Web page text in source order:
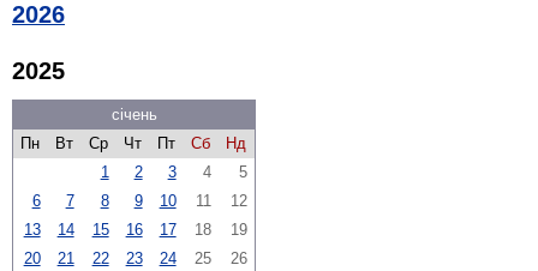
2026
2025
січень
Пн
Вт Ср Чт Пт Сб
Нд
1
2 3 4
5
6
7 8 9 10 11
12
13
14 15 16 17 18
19
20
21 22 23 24 25
26